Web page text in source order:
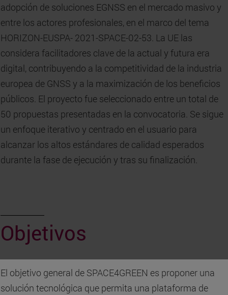
adopción de soluciones EGNSS en el mercado masivo y
entre los actores profesionales, en el marco del tema
HORIZON-EUSPA- 2021-SPACE-02-53. La UE las
considera facilitadores clave de la actual y futura era
digital, contribuyendo a la competitividad de la industria
europea de GNSS y a la maximización de los beneficios
públicos. El proyecto fue seleccionado entre un total de
50 propuestas presentadas en la convocatoria. Se sigue
un enfoque iterativo y centrado en el usuario para
alcanzar los altos estándares de calidad esperados
durante la fase de ejecución y tras su finalización.
Objetivos
El objetivo general de SPACE4GREEN es proponer una
solución tecnológica que permita una plataforma de